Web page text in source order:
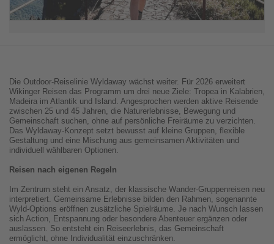
Die Outdoor-Reiselinie Wyldaway wächst weiter. Für 2026 erweitert
Wikinger Reisen das Programm um drei neue Ziele: Tropea in Kalabrien,
Madeira im Atlantik und Island. Angesprochen werden aktive Reisende
zwischen 25 und 45 Jahren, die Naturerlebnisse, Bewegung und
Gemeinschaft suchen, ohne auf persönliche Freiräume zu verzichten.
Das Wyldaway-Konzept setzt bewusst auf kleine Gruppen, flexible
Gestaltung und eine Mischung aus gemeinsamen Aktivitäten und
individuell wählbaren Optionen.
Reisen nach eigenen Regeln
Im Zentrum steht ein Ansatz, der klassische Wander-Gruppenreisen neu
interpretiert. Gemeinsame Erlebnisse bilden den Rahmen, sogenannte
Wyld-Options eröffnen zusätzliche Spielräume. Je nach Wunsch lassen
sich Action, Entspannung oder besondere Abenteuer ergänzen oder
auslassen. So entsteht ein Reiseerlebnis, das Gemeinschaft
ermöglicht, ohne Individualität einzuschränken.